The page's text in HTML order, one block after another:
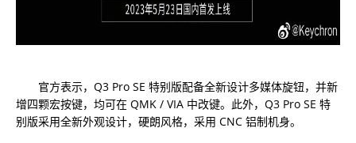
官方表示，Q3 Pro SE 特别版配备全新设计多媒体旋钮，并新
增四颗宏按键，均可在 QMK / VIA 中改键。此外，Q3 Pro SE 特
别版采用全新外观设计，硬朗风格，采用 CNC 铝制机身。